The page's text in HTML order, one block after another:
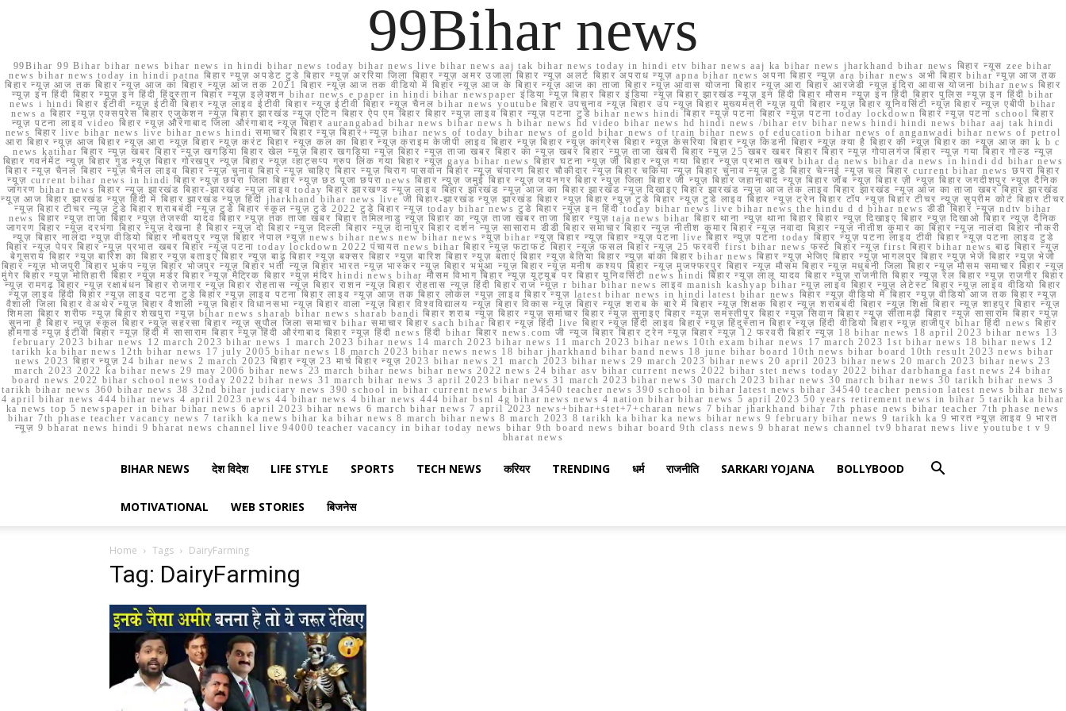
99Bihar news
99Bihar 99 Bihar bihar news bihar news in hindi bihar news today bihar news live bihar news aaj tak bihar news today in hindi etv bihar news aaj ka bihar news jharkhand bihar news बिहार न्यूस zee bihar
news bihar news today in hindi patna बिहार न्यूज़ अपडेट टुडे बिहार न्यूज़ अररिया जिला बिहार न्यूज़ अमर उजाला बिहार न्यूज़ अलर्ट बिहार अपराध न्यूज़ apna bihar news अपना बिहार न्यूज़ ara bihar news अभी बिहार bihar न्यूज़ आज तक
बिहार न्यूज़ आज तक बिहार न्यूज़ आज का बिहार न्यूज़ आज तक 2021 बिहार न्यूज़ आज तक वीडियो में बिहार न्यूज़ आज के बिहार न्यूज़ आज का ताजा बिहार न्यूज़ आवास योजना बिहार न्यूज़ आरा बिहार आरजेडी न्यूज़ इंदिरा आवास योजना bihar news बिहार
न्यूज़ इन हिंदी बिहार न्यूज़ इन हिंदी हिंदुस्तान बिहार न्यूज़ इलेक्शन bihar news e paper in hindi bihar newspaper इंडिया न्यूज़ बिहार बिहार इंडिया न्यूज़ बिहार झारखंड न्यूज़ इन हिंदी बिहार मौसम न्यूज़ इन हिंदी बिहार पुलिस न्यूज़ इन हिंदी bihar
news i hindi बिहार ईटीवी न्यूज़ ईटीवी बिहार न्यूज़ लाइव ईटीवी बिहार न्यूज़ ईटीवी बिहार न्यूज़ चैनल bihar news youtube बिहार उपचुनाव न्यूज़ बिहार उप न्यूज़ बिहार मुख्यमंत्री न्यूज़ यूपी बिहार न्यूज़ बिहार यूनिवर्सिटी न्यूज़ बिहार न्यूज़ एबीपी bihar
news a बिहार न्यूज़ एक्सप्रेस बिहार एजुकेशन न्यूज़ बिहार झारखंड न्यूज़ एटिन बिहार ऐप एम बिहार बिहार न्यूज़ लाइव बिहार न्यूज़ पटना टुडे bihar news hindi बिहार न्यूज़ पटना बिहार न्यूज़ पटना today lockdown बिहार न्यूज़ पटना school बिहार
न्यूज़ पटना लाइव video बिहार न्यूज़ औरंगाबाद जिला औरंगाबाद न्यूज़ बिहार aurangabad bihar news bihar news h bihar news hd video bihar news hd hindi news /bihar etv bihar news hindi hindi news bihar aaj tak hindi
news बिहार live bihar news live bihar news hindi समाचार बिहार न्यूज़ बिहार+न्यूज़ bihar news of today bihar news of gold bihar news of train bihar news of education bihar news of anganwadi bihar news of petrol
आरा बिहार न्यूज़ आज बिहार न्यूज़ आरा न्यूज़ बिहार न्यूज़ करंट बिहार न्यूज़ कल का बिहार न्यूज़ क्राइम केजीपी लाइव बिहार न्यूज़ बिहार न्यूज़ कांग्रेस बिहार न्यूज़ केसरिया बिहार न्यूज़ किडनी बिहार न्यूज़ क्या है बिहार की न्यूज़ बिहार का न्यूज़ आज का k b c
news katihar बिहार न्यूज़ खबर बिहार न्यूज़ खगड़िया बिहार खेल न्यूज़ बिहार खगड़िया न्यूज़ बिहार न्यूज़ ताजा खबर बिहार का न्यूज़ खबर बिहार न्यूज़ ताजा खबरी बिहार न्यूज़ 25 खबर खबर बिहार बिहार न्यूज़ गोपालगंज बिहार न्यूज़ गया बिहार गोल्ड न्यूज़
बिहार गवर्नमेंट न्यूज़ बिहार गुड न्यूज़ बिहार गोरखपुर न्यूज़ बिहार न्यूज़ व्हाट्सप्प ग्रुप लिंक गया बिहार न्यूज़ gaya bihar news बिहार घटना न्यूज़ जी बिहार न्यूज़ गया बिहार न्यूज़ प्रभात खबर bihar da news bihar da news in hindi dd bihar news
बिहार न्यूज़ चैनल बिहार न्यूज़ चैनल लाइव बिहार न्यूज़ चुनाव बिहार न्यूज़ चाहिए बिहार न्यूज़ चिराग पासवान बिहार न्यूज़ चंपारण बिहार चौकीदार न्यूज़ बिहार चकिया न्यूज़ बिहार चुनाव न्यूज़ टुडे बिहार चेन्नई न्यूज़ चल बिहार current bihar news छपरा बिहार
न्यूज़ current bihar news in hindi बिहार न्यूज़ छपरा जिला बिहार न्यूज़ छठ पूजा छपरा news बिहार न्यूज़ जमुई बिहार न्यूज़ जयनगर बिहार न्यूज़ जिला बिहार जी न्यूज़ बिहार जहानाबाद न्यूज़ बिहार जॉब न्यूज़ बिहार ज़ी न्यूज़ बिहार जगदीशपुर न्यूज़ दैनिक
जागरण bihar news बिहार न्यूज़ झारखंड बिहार-झारखंड न्यूज़ लाइव today बिहार झारखण्ड न्यूज़ लाइव बिहार झारखंड न्यूज़ आज का बिहार झारखंड न्यूज़ दिखाइए बिहार झारखंड न्यूज़ आज तक लाइव बिहार झारखंड न्यूज़ आज का ताजा खबर बिहार झारखंड
न्यूज़ आज बिहार झारखंड न्यूज़ हिंदी में बिहार झारखंड न्यूज़ हिंदी jharkhand bihar news live जी बिहार-झारखंड न्यूज़ झारखंड बिहार न्यूज़ बिहार न्यूज़ टुडे बिहार न्यूज़ टुडे लाइव बिहार न्यूज़ ट्रेन बिहार टॉप न्यूज़ बिहार टीचर न्यूज़ सुप्रीम कोर्ट बिहार टीचर
न्यूज़ बिहार टीचर न्यूज़ टुडे बिहार शराबबंदी न्यूज़ टुडे बिहार स्कूल न्यूज़ टुडे 2022 टुडे बिहार न्यूज़ today bihar news टुडे बिहार न्यूज़ इन हिंदी today bihar news live bihar news the hindu d d bihar news डीडी बिहार न्यूज़ ndtv bihar
news बिहार न्यूज़ ताजा बिहार न्यूज़ तेजस्वी यादव बिहार न्यूज़ तक ताजा खबर बिहार तमिलनाडु न्यूज़ बिहार का न्यूज़ ताजा खबर ताजा बिहार न्यूज़ taja news bihar बिहार थाना न्यूज़ थाना बिहार बिहार न्यूज़ दिखाइए बिहार न्यूज़ दिखाओ बिहार न्यूज़ दैनिक
जागरण बिहार न्यूज़ दरभंगा बिहार न्यूज़ देखना है बिहार न्यूज़ दो बिहार न्यूज़ दिल्ली बिहार न्यूज़ दानापुर बिहार दर्शन न्यूज़ सासाराम डीडी बिहार समाचार बिहार न्यूज़ नीतीश कुमार बिहार न्यूज़ नवादा बिहार न्यूज़ नीतीश कुमार का बिहार न्यूज़ नालंदा बिहार नौकरी
न्यूज़ बिहार नालंदा न्यूज़ वीडियो बिहार नौबतपुर न्यूज़ बिहार नेपाल न्यूज़ news bihar news new bihar news न्यूज़ bihar न्यूज़ बिहार न्यूज़ बिहार न्यूज़ पटना live बिहार न्यूज़ पटना today बिहार न्यूज़ पटना लाइव टीवी बिहार न्यूज़ पटना लाइव टुडे
बिहार न्यूज़ पेपर बिहार न्यूज़ प्रभात खबर बिहार न्यूज़ पटना today lockdown 2022 पंचायत news bihar बिहार न्यूज़ फटाफट बिहार न्यूज़ फसल बिहार न्यूज़ 25 फरवरी first bihar news फर्स्ट बिहार न्यूज़ first बिहार bihar news बाढ़ बिहार न्यूज़
बेगूसराय बिहार न्यूज़ बारिश का बिहार न्यूज़ बताइए बिहार न्यूज़ बाढ़ बिहार न्यूज़ बक्सर बिहार न्यूज़ बारिश बिहार न्यूज़ बताएं बिहार न्यूज़ बेतिया बिहार न्यूज़ बांका बिहार bihar news बिहार न्यूज़ भेजिए बिहार न्यूज़ भागलपुर बिहार न्यूज़ भेजें बिहार न्यूज़ भेजो
बिहार न्यूज़ भोजपुरी बिहार भूकंप न्यूज़ बिहार भोजपुर न्यूज़ बिहार भर्ती न्यूज़ बिहार भारत न्यूज़ भास्कर न्यूज़ बिहार भभुआ न्यूज़ बिहार न्यूज़ मनीष कश्यप बिहार न्यूज़ मुजफ्फरपुर बिहार न्यूज़ मौसम बिहार न्यूज़ मधुबनी जिला बिहार न्यूज़ मौसम समाचार बिहार न्यूज़
मुंगेर बिहार न्यूज़ मोतिहारी बिहार न्यूज़ मर्डर बिहार न्यूज़ मैट्रिक बिहार न्यूज़ मंदिर hindi news bihar मौसम विभाग बिहार न्यूज़ यूट्यूब पर बिहार यूनिवर्सिटी news hindi बिहार न्यूज़ लालू यादव बिहार न्यूज़ राजनीति बिहार न्यूज़ रेल बिहार न्यूज़ राजगीर बिहार
न्यूज़ रामगढ़ बिहार न्यूज़ रक्षाबंधन बिहार रोजगार न्यूज़ बिहार रोहतास न्यूज़ बिहार राशन न्यूज़ बिहार रोहतास न्यूज़ हिंदी बिहार राज न्यूज़ r bihar bihar news लाइव manish kashyap bihar न्यूज़ लाइव बिहार न्यूज़ लेटेस्ट बिहार न्यूज़ लाइव वीडियो बिहार
न्यूज़ लाइव हिंदी बिहार न्यूज़ लाइव पटना टुडे बिहार न्यूज़ लाइव पटना बिहार लाइव न्यूज़ आज तक बिहार लोकल न्यूज़ लाइव बिहार न्यूज़ latest bihar news in hindi latest bihar news बिहार न्यूज़ वीडियो में बिहार न्यूज़ वीडियो आज तक बिहार न्यूज़
वैशाली जिला बिहार वेअथेर न्यूज़ बिहार वैशाली न्यूज़ बिहार विधानसभा न्यूज़ बिहार वाला न्यूज़ बिहार विश्वविद्यालय न्यूज़ बिहार विकास न्यूज़ बिहार न्यूज़ शराब के बारे में बिहार न्यूज़ शिक्षक बिहार न्यूज़ शराबबंदी बिहार न्यूज़ शिक्षा बिहार न्यूज़ शाहपुर बिहार न्यूज़
शिमला बिहार शरीफ न्यूज़ बिहार शेखपुरा न्यूज़ bihar news sharab bihar news sharab bandi बिहार शराब न्यूज़ बिहार न्यूज़ समाचार बिहार न्यूज़ सुनाइए बिहार न्यूज़ समस्तीपुर बिहार न्यूज़ सिवान बिहार न्यूज़ सीतामढ़ी बिहार न्यूज़ सासाराम बिहार न्यूज़
सुनना है बिहार न्यूज़ स्कूल बिहार न्यूज़ सहरसा बिहार न्यूज़ सुपौल जिला समाचार bihar समाचार बिहार sach bihar बिहार न्यूज़ हिंदी live बिहार न्यूज़ हिंदी लाइव बिहार न्यूज़ हिंदुस्तान बिहार न्यूज़ हिंदी वीडियो बिहार न्यूज़ हाजीपुर bihar हिंदी news बिहार
होमगार्ड न्यूज़ ईटीवी बिहार न्यूज़ हिंदी में सासाराम बिहार न्यूज़ हिंदी औरंगाबाद बिहार न्यूज़ हिंदी news हिंदी bihar बिहार news.com जी न्यूज बिहार बिहार ट्रेन न्यूज़ बिहार न्यूज़ 12 फरवरी बिहार न्यूज़ 18 bihar news 18 april 2023 bihar news 13
february 2023 bihar news 12 march 2023 bihar news 1 march 2023 bihar news 14 march 2023 bihar news 11 march 2023 bihar news 10th exam bihar news 17 march 2023 1st bihar news 18 bihar news 12
tarikh ka bihar news 12th bihar news 17 july 2005 bihar news 18 march 2023 bihar news news 18 bihar jharkhand bihar band news 18 june bihar board 10th news bihar board 10th result 2023 news bihar
news 2023 बिहार न्यूज़ 24 bihar news 2 march 2023 बिहार न्यूज़ 23 मार्च बिहार न्यूज़ 2023 bihar news 21 march 2023 bihar news 29 march 2023 bihar news 20 april 2023 bihar news 20 march 2023 bihar news 23
march 2023 2022 ka bihar news 29 may 2006 bihar news 23 march bihar news bihar news 2022 news 24 bihar asv bihar current news 2022 bihar stet news today 2022 bihar darbhanga fast news 24 bihar
board news 2022 bihar school news today 2022 bihar news 31 march bihar news 3 april 2023 bihar news 31 march 2023 bihar news 30 march 2023 bihar news 30 march bihar news 30 tarikh bihar news 3
tarikh bihar news 360 bihar news 38 32nd bihar judiciary news 390 school in bihar current news bihar 34540 teacher news 390 school in bihar latest news bihar 34540 teacher pension latest news bihar news
4 april bihar news 444 bihar news 4 april 2023 news 44 bihar news 4 bihar news 444 bihar bsnl 4g bihar news news 4 nation bihar bihar news 5 april 2023 50 years retirement news in bihar 5 tarikh ka bihar
ka news top 5 newspaper in bihar bihar news 6 april 2023 bihar news 6 march bihar news 7 april 2023 news+bihar+stet+7+charan news 7 bihar jharkhand bihar 7th phase news bihar teacher 7th phase news
bihar 7th phase teacher vacancy news 7 tarikh ka news bihar ka bihar news 8 march bihar news 8 march 2023 8 tarikh ka bihar ka news bihar news 9 february bihar news 9 tarikh ka 9 भारत न्यूज़ लाइव 9 भारत
न्यूज़ 9 bharat news hindi 9 bharat news channel live 94000 teacher vacancy in bihar today news bihar 9th board news bihar board 9th class news 9 bharat news channel tv9 bharat news live youtube t v 9
bharat news
BIHAR NEWS देश विदेश LIFE STYLE SPORTS TECH NEWS करियर TRENDING धर्म राजनीति SARKARI YOJANA BOLLYBOOD
MOTIVATIONAL WEB STORIES बिजनेस
Home Tags DairyFarming
Tag: DairyFarming